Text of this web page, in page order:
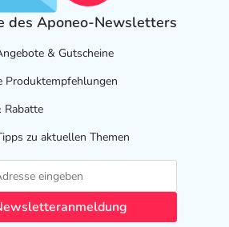
des Aponeo-Newsletters
& Gutscheine
Produktempfehlungen
Rabatte
zu aktuellen Themen